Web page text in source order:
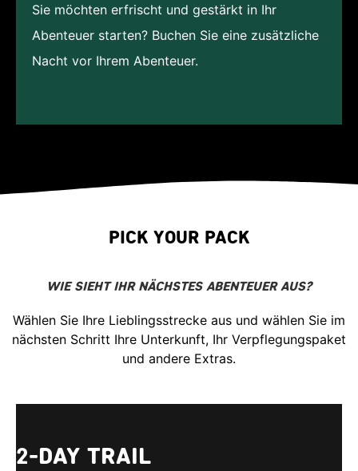
Sie möchten erfrischt und gestärkt in Ihr
Abenteuer starten? Buchen Sie eine zusätzliche
Nacht vor Ihrem Abenteuer.
PICK YOUR PACK
Wie sieht Ihr nächstes Abenteuer aus?
Wählen Sie Ihre Lieblingsstrecke aus und wählen Sie im
nächsten Schritt Ihre Unterkunft, Ihr Verpflegungspaket
und andere Extras.
2-DAY TRAIL